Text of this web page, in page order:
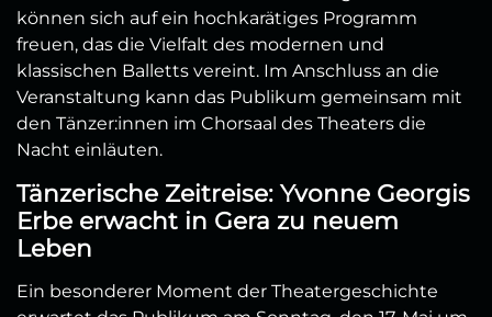
können sich auf ein hochkarätiges Programm
freuen, das die Vielfalt des modernen und
klassischen Balletts vereint. Im Anschluss an die
Veranstaltung kann das Publikum gemeinsam mit
den Tänzer:innen im Chorsaal des Theaters die
Nacht einläuten.
Tänzerische Zeitreise: Yvonne Georgis
Erbe erwacht in Gera zu neuem
Leben
Ein besonderer Moment der Theatergeschichte